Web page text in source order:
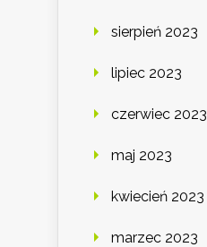
sierpień 2023
lipiec 2023
czerwiec 2023
maj 2023
kwiecień 2023
marzec 2023